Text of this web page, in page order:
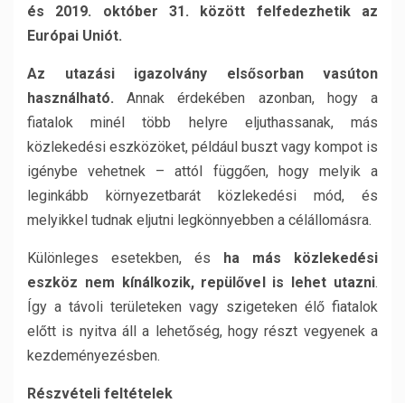
és 2019. október 31. között felfedezhetik az
Európai Uniót.
Az utazási igazolvány elsősorban vasúton
használható. Annak érdekében azonban, hogy a
fiatalok minél több helyre eljuthassanak, más
közlekedési eszközöket, például buszt vagy kompot is
igénybe vehetnek – attól függően, hogy melyik a
leginkább környezetbarát közlekedési mód, és
melyikkel tudnak eljutni legkönnyebben a célállomásra.
Különleges esetekben, és ha más közlekedési
eszköz nem kínálkozik, repülővel is lehet utazni.
Így a távoli területeken vagy szigeteken élő fiatalok
előtt is nyitva áll a lehetőség, hogy részt vegyenek a
kezdeményezésben.
Részvételi feltételek